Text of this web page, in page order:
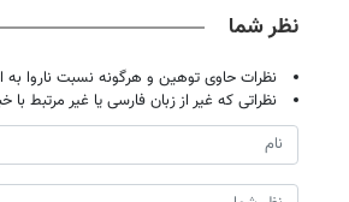
نظر شما
نظرات حاوی توهین و هرگونه نسبت ناروا
نظراتی که غیر از زبان فارسی یا غیر مرتبط